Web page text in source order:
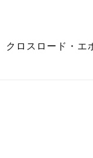
クロスロード・エ